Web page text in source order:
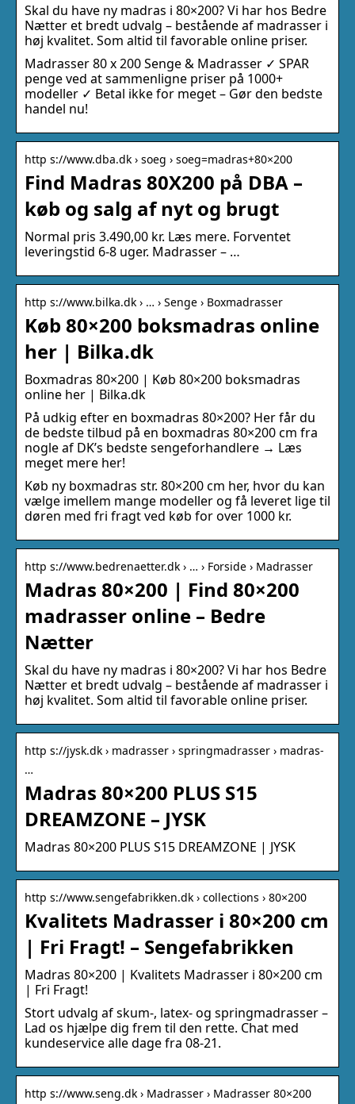
Skal du have ny madras i 80×200? Vi har hos Bedre
Nætter et bredt udvalg – bestående af madrasser i
høj kvalitet. Som altid til favorable online priser.
Madrasser 80 x 200 Senge & Madrasser ✓ SPAR
penge ved at sammenligne priser på 1000+
modeller ✓ Betal ikke for meget – Gør den bedste
handel nu!
http s://www.dba.dk › soeg › soeg=madras+80×200
Find Madras 80X200 på DBA –
køb og salg af nyt og brugt
Normal pris 3.490,00 kr. Læs mere. Forventet
leveringstid 6-8 uger. Madrasser – …
http s://www.bilka.dk › … › Senge › Boxmadrasser
Køb 80×200 boksmadras online
her | Bilka.dk
Boxmadras 80×200 | Køb 80×200 boksmadras
online her | Bilka.dk
På udkig efter en boxmadras 80×200? Her får du
de bedste tilbud på en boxmadras 80×200 cm fra
nogle af DK’s bedste sengeforhandlere → Læs
meget mere her!
Køb ny boxmadras str. 80×200 cm her, hvor du kan
vælge imellem mange modeller og få leveret lige til
døren med fri fragt ved køb for over 1000 kr.
http s://www.bedrenaetter.dk › … › Forside › Madrasser
Madras 80×200 | Find 80×200
madrasser online – Bedre
Nætter
Skal du have ny madras i 80×200? Vi har hos Bedre
Nætter et bredt udvalg – bestående af madrasser i
høj kvalitet. Som altid til favorable online priser.
http s://jysk.dk › madrasser › springmadrasser › madras-
…
Madras 80×200 PLUS S15
DREAMZONE – JYSK
Madras 80×200 PLUS S15 DREAMZONE | JYSK
http s://www.sengefabrikken.dk › collections › 80×200
Kvalitets Madrasser i 80×200 cm
| Fri Fragt! – Sengefabrikken
Madras 80×200 | Kvalitets Madrasser i 80×200 cm
| Fri Fragt!
Stort udvalg af skum-, latex- og springmadrasser –
Lad os hjælpe dig frem til den rette. Chat med
kundeservice alle dage fra 08-21.
http s://www.seng.dk › Madrasser › Madrasser 80×200